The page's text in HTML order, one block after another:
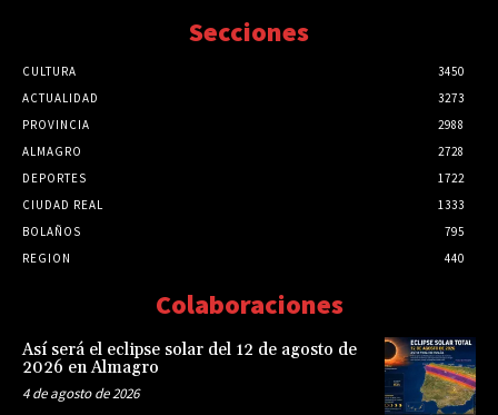
Secciones
CULTURA
3450
ACTUALIDAD
3273
PROVINCIA
2988
ALMAGRO
2728
DEPORTES
1722
CIUDAD REAL
1333
BOLAÑOS
795
REGION
440
Colaboraciones
Así será el eclipse solar del 12 de agosto de
2026 en Almagro
4 de agosto de 2026